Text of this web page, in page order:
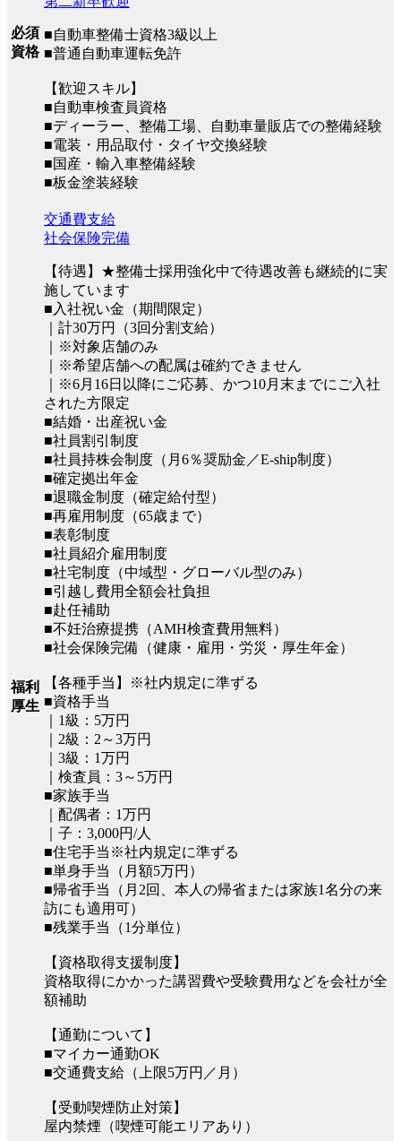
必須
資格
■自動車整備士資格3級以上
■普通自動車運転免許
【歓迎スキル】
■自動車検査員資格
■ディーラー、整備工場、自動車量販店での整備経験
■電装・用品取付・タイヤ交換経験
■国産・輸入車整備経験
■板金塗装経験
福利
厚生
交通費支給
社会保険完備
【待遇】★整備士採用強化中で待遇改善も継続的に実
施しています
■入社祝い金（期間限定）
｜計30万円（3回分割支給）
｜※対象店舗のみ
｜※希望店舗への配属は確約できません
｜※6月16日以降にご応募、かつ10月末までにご入社
された方限定
■結婚・出産祝い金
■社員割引制度
■社員持株会制度（月6％奨励金／E-ship制度）
■確定拠出年金
■退職金制度（確定給付型）
■再雇用制度（65歳まで）
■表彰制度
■社員紹介雇用制度
■社宅制度（中域型・グローバル型のみ）
■引越し費用全額会社負担
■赴任補助
■不妊治療提携（AMH検査費用無料）
■社会保険完備（健康・雇用・労災・厚生年金）
【各種手当】※社内規定に準ずる
■資格手当
｜1級：5万円
｜2級：2～3万円
｜3級：1万円
｜検査員：3～5万円
■家族手当
｜配偶者：1万円
｜子：3,000円/人
■住宅手当※社内規定に準ずる
■単身手当（月額5万円）
■帰省手当（月2回、本人の帰省または家族1名分の来
訪にも適用可）
■残業手当（1分単位）
【資格取得支援制度】
資格取得にかかった講習費や受験費用などを会社が全
額補助
【通勤について】
■マイカー通勤OK
■交通費支給（上限5万円／月）
【受動喫煙防止対策】
屋内禁煙（喫煙可能エリアあり）